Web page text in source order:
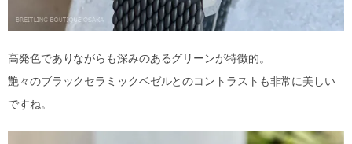
高発色でありながらも深みのあるグリーンが特徴的。
艶々のブラックセラミックベゼルとのコントラストも非常に美しい
ですね。